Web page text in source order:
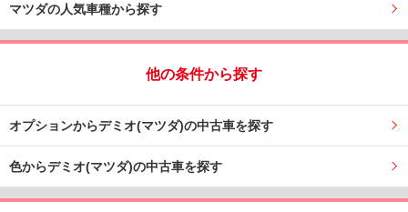
マツダの人気車種から探す
他の条件から探す
オプションからデミオ(マツダ)の中古車を探す
色からデミオ(マツダ)の中古車を探す